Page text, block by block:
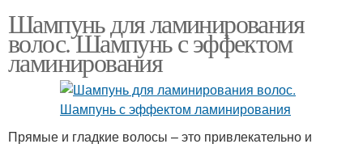
Шампунь для ламинирования
волос. Шампунь с эффектом
ламинирования
Прямые и гладкие волосы – это привлекательно и